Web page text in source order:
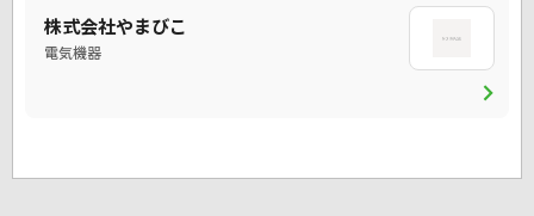
株式会社やまびこ
電気機器
chevron_right